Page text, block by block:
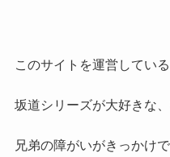
このサイトを運営してい
坂道シリーズが大好きな
兄弟の障がいがきっかけ